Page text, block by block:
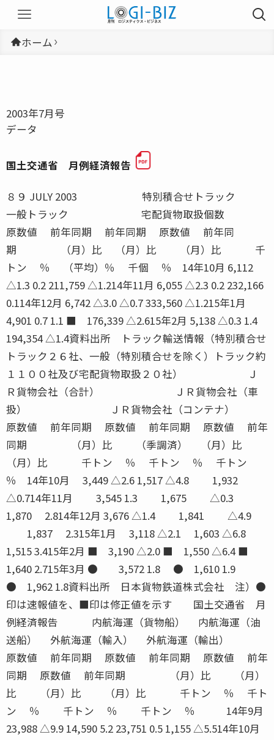
ホーム
2003年7月号
データ
国土交通省 月例経済報告
８９ JULY 2003 特別積合せトラック 一般トラック 宅配貨物取扱個数 原数値 前年同期 前年同期 原数値 前年同期 （月）比 （月）比 （月）比 千トン ％ （平均）％ 千個 ％ 14年10月 6,112 △1.3 0.2 211,759 △1.214年11月 6,055 △2.3 0.2 232,166 0.114年12月 6,742 △3.0 △0.7 333,560 △1.215年1月 4,901 0.7 1.1 ■ 176,339 △2.615年2月 5,138 △0.3 1.4 194,354 △1.4資料出所 トラック輸送情報（特別積合せトラック２６社、一般（特別積合せを除く）トラック約１１００社及び宅配貨物取扱２０社） ＪＲ貨物会社（合計） ＪＲ貨物会社（車扱） ＪＲ貨物会社（コンテナ） 原数値 前年同期 原数値 前年同期 原数値 前年同期 （月）比 （季調済） （月）比 （月）比 千トン ％ 千トン ％ 千トン ％ 14年10月 3,449 △2.6 1,517 △4.8 1,932 △0.714年11月 3,545 1.3 1,675 △0.3 1,870 2.814年12月 3,676 △1.4 1,841 △4.9 1,837 2.315年1月 3,118 △2.1 1,603 △6.8 1,515 3.415年2月 ■ 3,190 △2.0 ■ 1,550 △6.4 ■ 1,640 2.715年3月 ● 3,572 1.8 ● 1,610 1.9 ● 1,962 1.8資料出所 日本貨物鉄道株式会社 注）●印は速報値を、■印は修正値を示す 国土交通省 月例経済報告 内航海運（貨物船） 内航海運（油送船） 外航海運（輸入） 外航海運（輸出） 原数値 前年同期 原数値 前年同期 原数値 前年同期 原数値 前年同期 （月）比 （月）比 （月）比 （月）比 千トン ％ 千トン ％ 千トン ％ 千トン ％ 14年9月 23,988 △9.9 14,590 5.2 23,751 0.5 1,155 △5.514年10月 24,094 △14.9 14,650 12.1 22.134 △6.1 957 △17.914年11月 22,144 △10.2 15,820 17.1 22,859 6.0 1,038 △19.514年12月 22,930 △8.5 17,871 15.7 23,756 0.3 1,104 △3.3 15年1月 19,685 △10.5 16,549 2.2 21,072 △6.8 964 △15.1資料出所 内航船舶輸送統計月報 外航船舶運航事業３社の輸送トン数 外航海運（三国間） 外貿コンテナ（輸出） 外貿コンテナ（輸入） 原数値 前年同期 原数値 前年同期 原数値 前年同期 （月）比 （月）比 （月）比 千トン ％ 千トン ％ 千トン ％ 14年9月 10,687 20.9 5,404 4.9 7,424 5.7 14年10月 10,934 39.814年11月 9,036 23.8 14年12月 10,728 52.515年1月 10,279 31.2資料出所 外航船舶運航事業３社の輸送トン数 五大港の取扱トン数（東京港、横浜港、名古屋港、大阪港、神戸港） 航空貨物量（輸出） 航空貨物量（輸入） 航空（国内線） 航空（国際線） 原数値 前年同期 原数値 前年同期 原数値 前年同期 原数値 前年同期 （月）比 （月）比 （月）比 （月）比 トン ％ トン ％ トン ％ トン ％ 14年10月 106,753 52.7 117,712 24.4 72,766 10.4 118,509 23.114年11月 96,711 39.4 109,710 16.2 68,488 5.4 112,773 21.014年12月 85,156 25.9 98,755 9.5 88,879 4.8 98,786 12.315年1月 70,270 23.8 81,303 13.2 58.233 3.3 86,282 13.915年2月 77,702 22.5 84,204 10.0 ■ 60,158 1.1 ■ 87,021 11.415年3月 ● 91,048 17.8 ● 106,380 7.4 ● 70,906 △2.3 ● 118,227 9.0資料出所 新東京国際空港（東京税関調べ） 航空輸送統計速報 関西国際空港（大阪税関調べ） 最新値は邦社主要５社の輸送トン数の合計 注）●印は速報値を、■印は修正値を示す 航空貨物量（輸出・輸入）は継越貨物（税関に仮上陸届けを提出した通過貨物）を含まない 航空（国際線）は、邦社の輸送量を集計したもので、三国間の貨物輸送量を含む ― ― ― ― ― ― ― ― ― ― ― ― ― ― ― ― JULY 2003 ９０入庫高及び保管残高 ２００３年４月 （単位：千トン、百万円） 区分 入庫高 前月比 前年同 保管残高 前月比 前年同 回転率 倉庫類別 （％） 月比（％） （％） 月比（％） （％） １〜３類倉庫 数量 2,457.1 101.5 102.6 4,870.5 101.5 96.9 50.1金額 688,241.6 97.6 100.4 1,339,749.9 101.0 96.5 − 野積倉庫 数量 43.1 131.9 107.0 63.9 111.3 106.3 65.8金額 7,916.3 121.0 135.3 10,397.9 111.6 103.2 − 貯蔵槽倉庫 数量 61.8 115.9 117.3 136.4 96.0 103.7 46.4金額 2,203.4 101.3 93.3 4,399.5 96.5 108.5 − 危険品倉庫 数量 11.3 100.4 104.2 16.6 101.7 114.8 67.4金額 5,008.7 109.4 106.8 7,683.6 103.9 116.5 − 普通倉庫計 数量 2,573.3 102.2 103.0 5,087.4 101.4 97.2 50.2金額 683,370.1 97.9 100.7 1,362,230.9 101.1 96.7 − 品目別明細表２ ２００３年４月 項 目 入 庫 高 保 管 残 高数 量前月比 前年同 金 額 数 量 前月比 前年同 金 額品 目 千トン ％ 月比％ 百万円 千トン ％ 月比％ 百万円15 金属製品 17.4 106.1